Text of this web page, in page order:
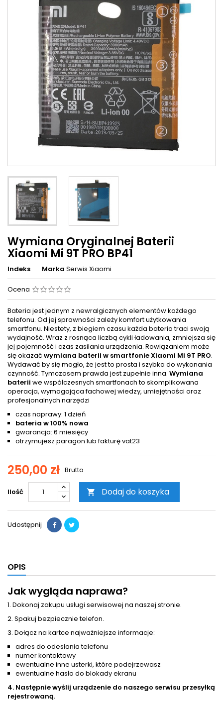
Wymiana Oryginalnej Baterii
Xiaomi Mi 9T PRO BP41
Indeks Marka Serwis Xiaomi
Ocena
Bateria jest jednym z newralgicznych elementów każdego
telefonu. Od jej sprawności zależy komfort użytkowania
smartfonu. Niestety, z biegiem czasu każda bateria traci swoją
wydajność. Wraz z rosnąca liczbą cykli ładowania, zmniejsza się
jej pojemność i czas zasilania urządzenia. Rowiązaniem może
się okazać wymiana baterii w smartfonie Xiaomi Mi 9T PRO.
Wydawać by się mogło, że jest to prosta i szybka do wykonania
czynność. Tymczasem prawda jest zupełnie inna. Wymiana
baterii we współczesnych smartfonach to skomplikowana
operacja, wymagająca fachowej wiedzy, umiejętności oraz
profesjonalnych narzędzi
czas naprawy: 1 dzień
bateria w 100% nowa
gwarancja: 6 miesięcy
otrzymujesz paragon lub fakturę vat23
250,00 zł Brutto
Ilość  Dodaj do koszyka
Udostępnij
OPIS
Jak wygląda naprawa?
1. Dokonaj zakupu usługi serwisowej na naszej stronie.
2. Spakuj bezpiecznie telefon.
3. Dołącz na kartce najważniejsze informacje:
adres do odesłania telefonu
numer kontaktowy
ewentualne inne usterki, które podejrzewasz
ewentualne hasło do blokady ekranu
4. Następnie wyślij urządzenie do naszego serwisu przesyłką
rejestrowaną.